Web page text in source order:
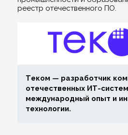
реестр отечественного ПО.
Теком — разработчик
отечественных ИТ-
международный опыт и
технологии.